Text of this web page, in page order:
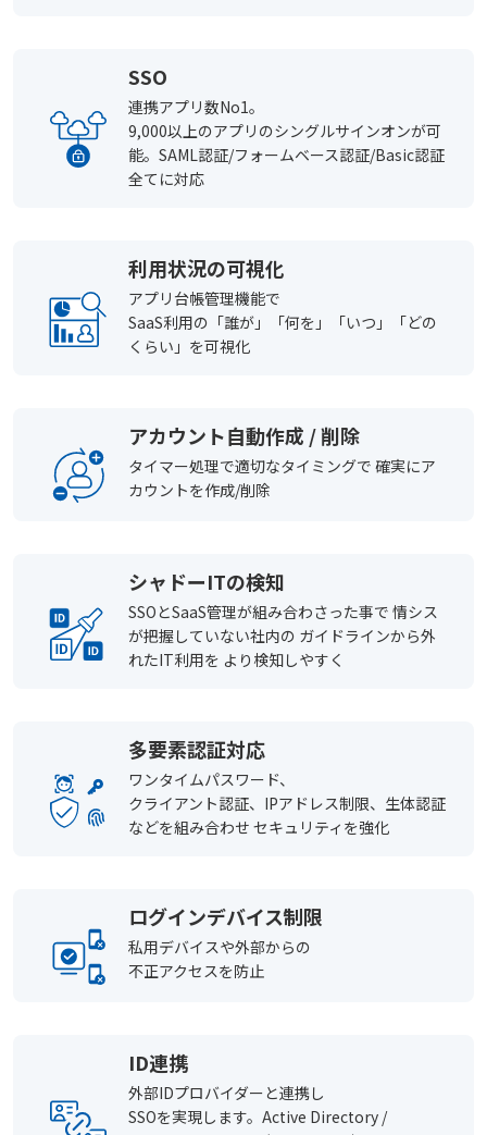
SSO
連携アプリ数No1。
9,000以上のアプリのシングルサインオンが可
能。SAML認証/フォームベース認証/Basic認証
全てに対応
利用状況の可視化
アプリ台帳管理機能で
SaaS利用の「誰が」「何を」「いつ」「どの
くらい」を可視化
アカウント自動作成 / 削除
タイマー処理で適切なタイミングで 確実にア
カウントを作成/削除
シャドーITの検知
SSOとSaaS管理が組み合わさった事で 情シス
が把握していない社内の ガイドラインから外
れたIT利用を より検知しやすく
多要素認証対応
ワンタイムパスワード、
クライアント認証、IPアドレス制限、生体認証
などを組み合わせ セキュリティを強化
ログインデバイス制限
私用デバイスや外部からの
不正アクセスを防止
ID連携
外部IDプロバイダーと連携し
SSOを実現します。Active Directory /